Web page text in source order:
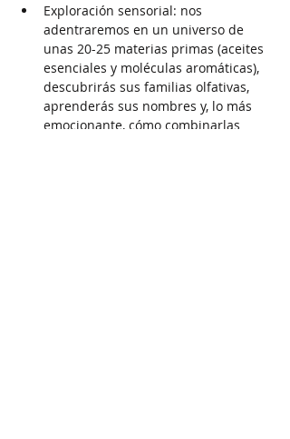
Exploración sensorial: nos
adentraremos en un universo de
unas 20-25 materias primas (aceites
esenciales y moléculas aromáticas),
descubrirás sus familias olfativas,
aprenderás sus nombres y, lo más
emocionante, cómo combinarlas